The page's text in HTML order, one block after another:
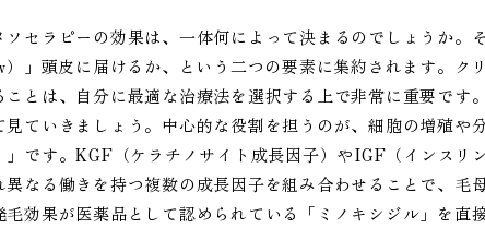
ソセラピーの効果は、一体何によって決まるのでしょうか。
）」頭皮に届けるか、という二つの要素に集約されます。
ことは、自分に最適な治療法を選択する上で非常に重要です
見ていきましょう。中心的な役割を担うのが、細胞の増殖や
」です。KGF（ケラチノサイト成長因子）やIGF（インス
異なる働きを持つ複数の成長因子を組み合わせることで、毛
毛効果が医薬品として認められている「ミノキシジル」を直